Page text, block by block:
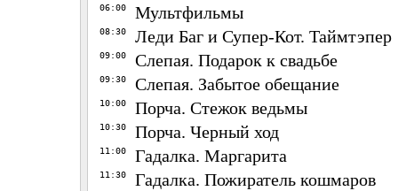
06:00 Мультфильмы
08:30 Леди Баг и Супер-Кот. Таймтэпер
09:00 Слепая. Подарок к свадьбе
09:30 Слепая. Забытое обещание
10:00 Порча. Стежок ведьмы
10:30 Порча. Черный ход
11:00 Гадалка. Маргарита
11:30 Гадалка. Пожиратель кошмаров